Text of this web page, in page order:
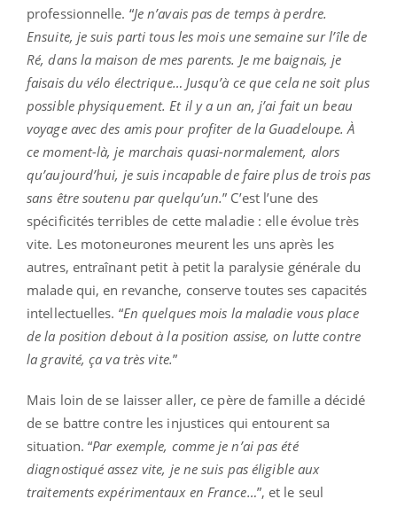
professionnelle. “Je n’avais pas de temps à perdre.
Ensuite, je suis parti tous les mois une semaine sur l’île de
Ré, dans la maison de mes parents. Je me baignais, je
faisais du vélo électrique… Jusqu’à ce que cela ne soit plus
possible physiquement. Et il y a un an, j’ai fait un beau
voyage avec des amis pour profiter de la Guadeloupe. À
ce moment-là, je marchais quasi-normalement, alors
qu’aujourd’hui, je suis incapable de faire plus de trois pas
sans être soutenu par quelqu’un.” C’est l’une des
spécificités terribles de cette maladie : elle évolue très
vite. Les motoneurones meurent les uns après les
autres, entraînant petit à petit la paralysie générale du
malade qui, en revanche, conserve toutes ses capacités
intellectuelles. “En quelques mois la maladie vous place
de la position debout à la position assise, on lutte contre
la gravité, ça va très vite.”
Mais loin de se laisser aller, ce père de famille a décidé
de se battre contre les injustices qui entourent sa
situation. “Par exemple, comme je n’ai pas été
diagnostiqué assez vite, je ne suis pas éligible aux
traitements expérimentaux en France…”, et le seul